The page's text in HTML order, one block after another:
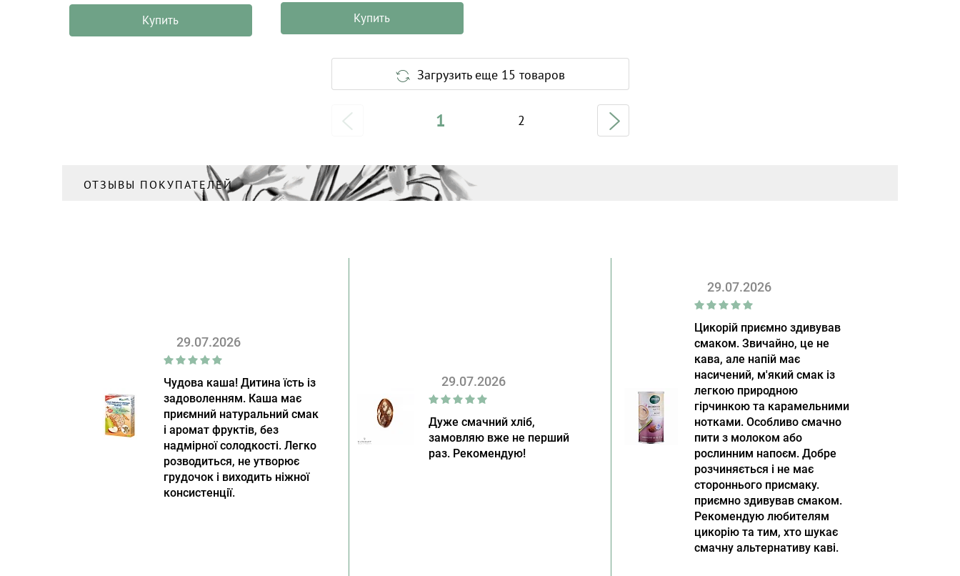
Купить Купить
Загрузить еще 15 товаров
1 2
ОТЗЫВЫ ПОКУПАТЕЛЕЙ
29.07.2026
Чудова каша! Дитина їсть із
задоволенням. Каша має
приємний натуральний смак
і аромат фруктів, без
надмірної солодкості. Легко
розводиться, не утворює
грудочок і виходить ніжної
консистенції.
29.07.2026
Дуже смачний хліб,
замовляю вже не перший
раз. Рекомендую!
29.07.2026
Цикорій приємно здивував
смаком. Звичайно, це не
кава, але напій має
насичений, м'який смак із
легкою природною
гірчинкою та карамельними
нотками. Особливо смачно
пити з молоком або
рослинним напоєм. Добре
розчиняється і не має
стороннього присмаку.
приємно здивував смаком.
Рекомендую любителям
цикорію та тим, хто шукає
смачну альтернативу каві.